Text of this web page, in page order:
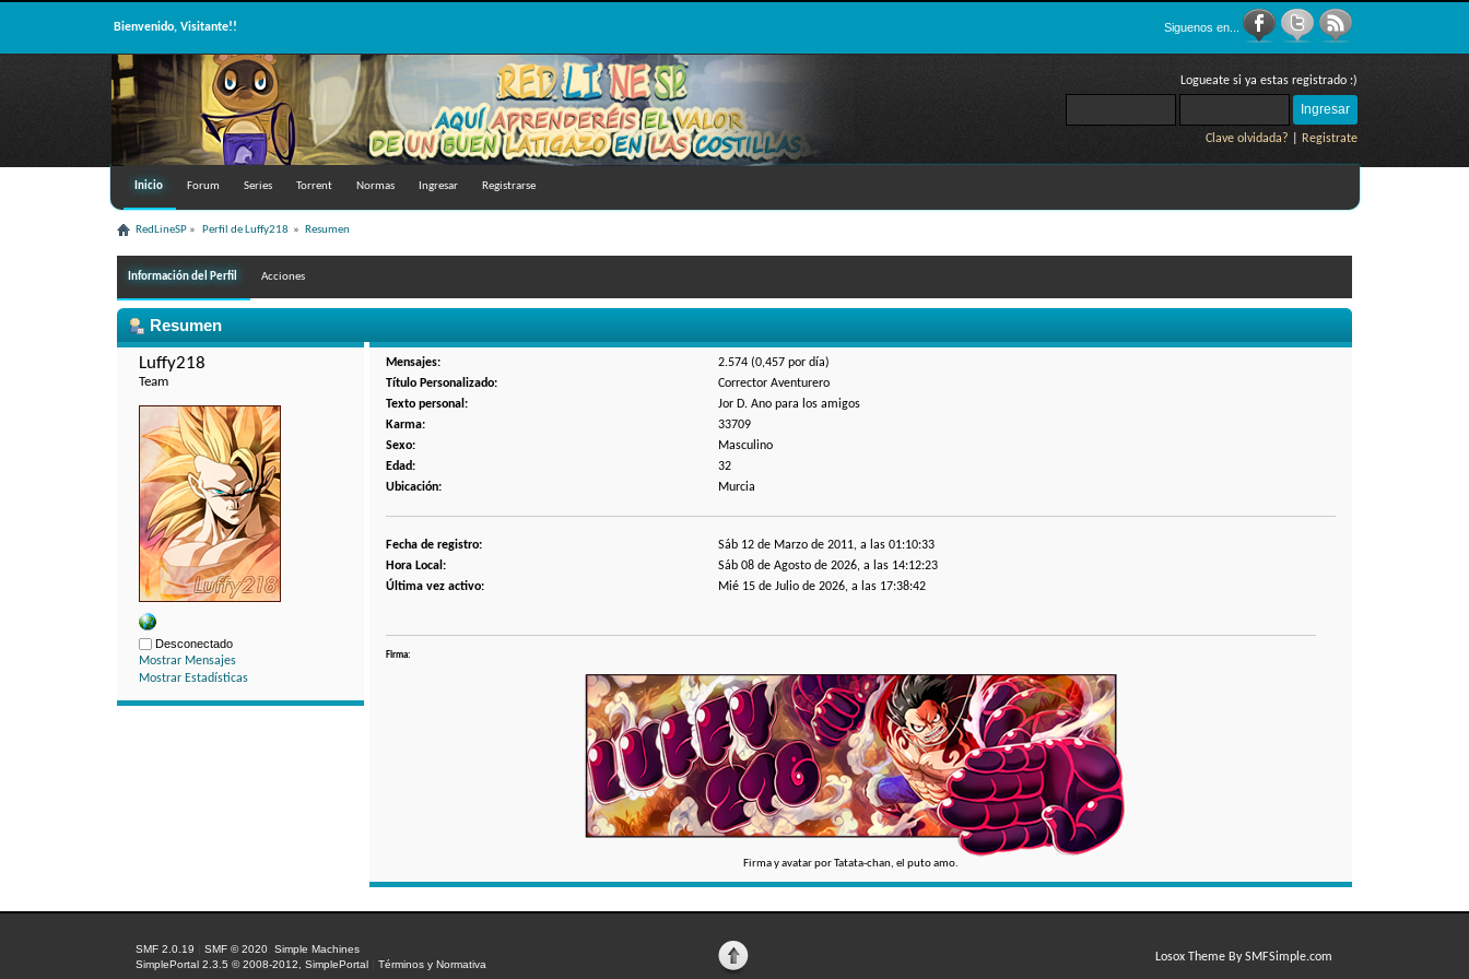
Bienvenido, Visitante!! Siguenos en...
Logueate si ya estas registrado :)
Clave olvidada? Registrate
Inicio Forum Series Torrent Normas Ingresar Registrarse
RedLineSP » Perfil de Luffy218 » Resumen
Información del Perfil Acciones
Resumen
Luffy218
Team
Desconectado
Mostrar Mensajes
Mostrar Estadísticas
Mensajes:
2.574 (0,457 por día)
Título Personalizado:
Corrector Aventurero
Texto personal:
Jor D. Ano para los amigos
Karma:
33709
Sexo:
Masculino
Edad:
32
Ubicación:
Murcia
Fecha de registro:
Sáb 12 de Marzo de 2011, a las 01:10:33
Hora Local:
Sáb 08 de Agosto de 2026, a las 14:12:23
Última vez activo:
Mié 15 de Julio de 2026, a las 17:38:42
Firma:
Firma y avatar por Tatata-chan, el puto amo.
SMF 2.0.19 |SMF © 2020 ,Simple Machines
SimplePortal 2.3.5 © 2008-2012, SimplePortal
|Términos y Normativa
Losox Theme By SMFSimple.com